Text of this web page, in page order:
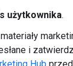
użytkownika.
i